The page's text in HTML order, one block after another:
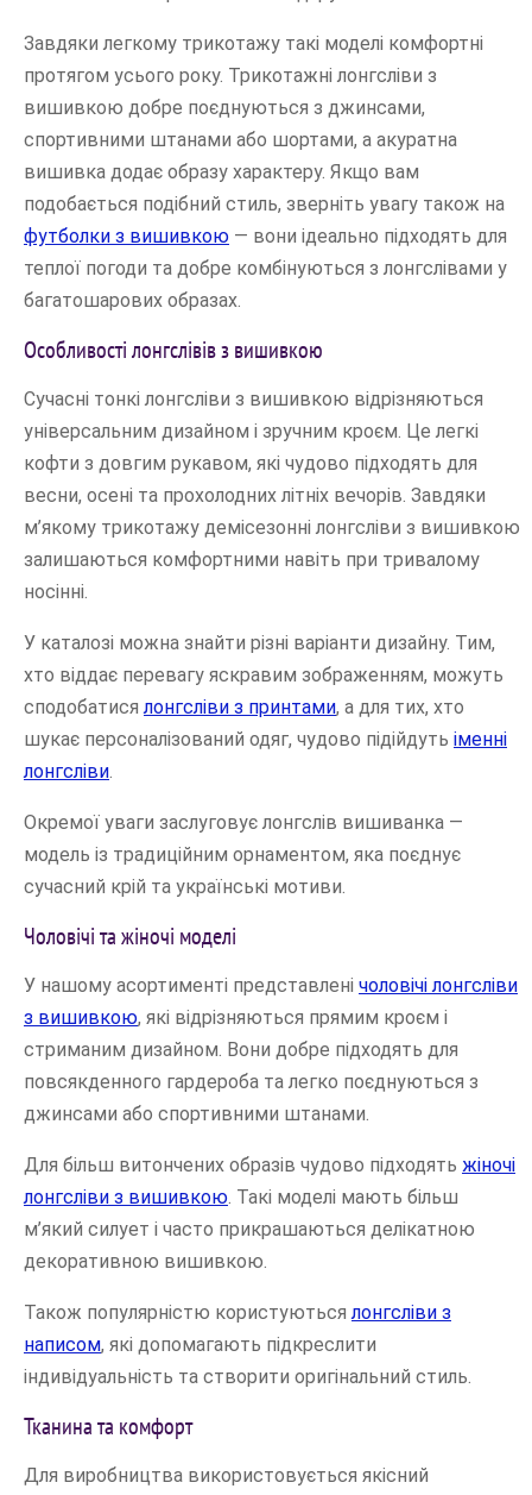
Завдяки легкому трикотажу такі моделі комфортні
протягом усього року. Трикотажні лонгсліви з
вишивкою добре поєднуються з джинсами,
спортивними штанами або шортами, а акуратна
вишивка додає образу характеру. Якщо вам
подобається подібний стиль, зверніть увагу також на
футболки з вишивкою — вони ідеально підходять для
теплої погоди та добре комбінуються з лонгслівами у
багатошарових образах.
Особливості лонгслівів з вишивкою
Сучасні тонкі лонгсліви з вишивкою відрізняються
універсальним дизайном і зручним кроєм. Це легкі
кофти з довгим рукавом, які чудово підходять для
весни, осені та прохолодних літніх вечорів. Завдяки
м’якому трикотажу демісезонні лонгсліви з вишивкою
залишаються комфортними навіть при тривалому
носінні.
У каталозі можна знайти різні варіанти дизайну. Тим,
хто віддає перевагу яскравим зображенням, можуть
сподобатисялонгсліви з принтами, а для тих, хто
шукає персоналізований одяг, чудово підійдуть іменні
лонгсліви.
Окремої уваги заслуговує лонгслів вишиванка —
модель із традиційним орнаментом, яка поєднує
сучасний крій та українські мотиви.
Чоловічі та жіночі моделі
У нашому асортименті представлені чоловічі лонгсліви
з вишивкою, які відрізняються прямим кроєм і
стриманим дизайном. Вони добре підходять для
повсякденного гардероба та легко поєднуються з
джинсами або спортивними штанами.
Для більш витончених образів чудово підходять жіночі
лонгсліви з вишивкою. Такі моделі мають більш
м’який силует і часто прикрашаються делікатною
декоративною вишивкою.
Також популярністю користуютьсялонгсліви з
написом, які допомагають підкреслити
індивідуальність та створити оригінальний стиль.
Тканина та комфорт
Для виробництва використовується якісний